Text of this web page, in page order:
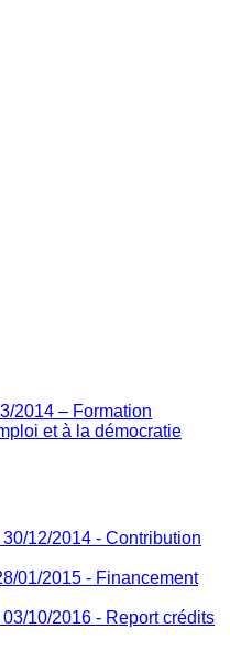
2014 – Formation
et à la démocratie
12/2014 - Contribution
01/2015 - Financement
10/2016 - Report crédits